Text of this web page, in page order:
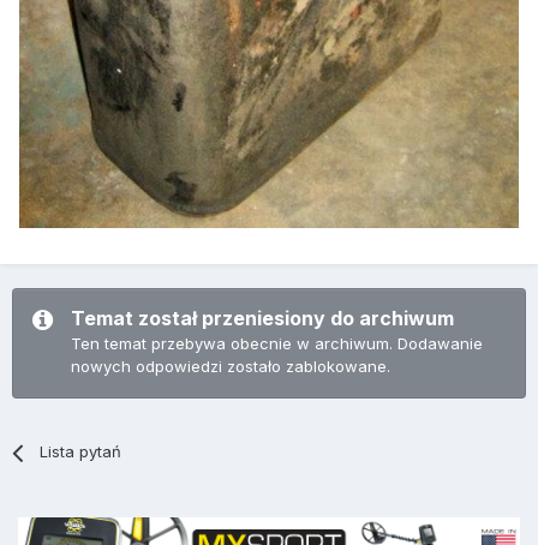
Temat został przeniesiony do archiwum
Ten temat przebywa obecnie w archiwum. Dodawanie
nowych odpowiedzi zostało zablokowane.
Lista pytań